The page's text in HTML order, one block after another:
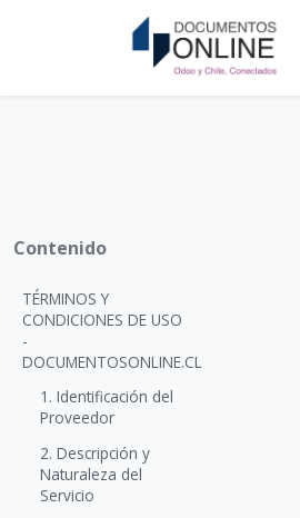
Contenido
TÉRMINOS Y
CONDICIONES DE USO
-
DOCUMENTOSONLINE.CL
1. Identificación del
Proveedor
2. Descripción y
Naturaleza del
Servicio